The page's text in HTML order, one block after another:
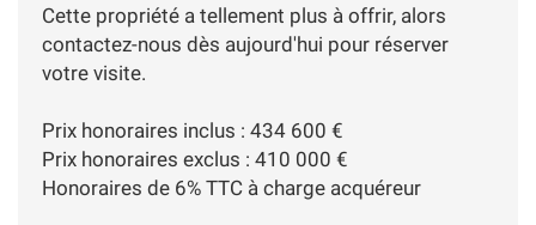
Cette propriété a tellement plus à offrir, alors
contactez-nous dès aujourd'hui pour réserver
votre visite.
Prix honoraires inclus : 434 600 €
Prix honoraires exclus : 410 000 €
Honoraires de 6% TTC à charge acquéreur